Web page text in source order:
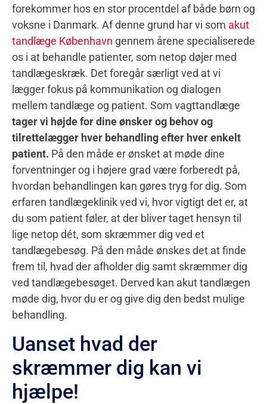
forekommer hos en stor procentdel af både børn og
voksne i Danmark. Af denne grund har vi som akut
tandlæge København gennem årene specialiserede
os i at behandle patienter, som netop døjer med
tandlægeskræk. Det foregår særligt ved at vi
lægger fokus på kommunikation og dialogen
mellem tandlæge og patient. Som vagttandlæge
tager vi højde for dine ønsker og behov og
tilrettelægger hver behandling efter hver enkelt
patient. På den måde er ønsket at møde dine
forventninger og i højere grad være forberedt på,
hvordan behandlingen kan gøres tryg for dig. Som
erfaren tandlægeklinik ved vi, hvor vigtigt det er, at
du som patient føler, at der bliver taget hensyn til
lige netop dét, som skræmmer dig ved et
tandlægebesøg. På den måde ønskes det at finde
frem til, hvad der afholder dig samt skræmmer dig
ved tandlægebesøget. Derved kan akut tandlægen
møde dig, hvor du er og give dig den bedst mulige
behandling.
Uanset hvad der
skræmmer dig kan vi
hjælpe!